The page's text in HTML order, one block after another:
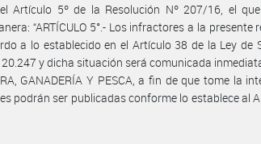
el Artículo 5º de la Resolución Nº 207/16, el
“ARTÍCULO 5°.- Los infractores a la presente
a lo establecido en el Artículo 38 de la Ley de
y dicha situación será comunicada
GANADERÍA Y PESCA, a fin de que tome la
podrán ser publicadas conforme lo establece al